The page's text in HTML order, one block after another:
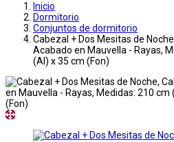
Inicio
Dormitorio
Conjuntos de dormitorio
Cabezal + Dos Mesitas de
Acabado en Mauvella - Rayas,
(Al) x 35 cm (Fon)